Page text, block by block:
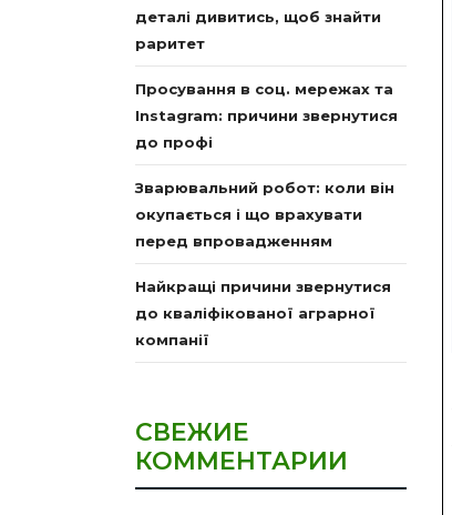
деталі дивитись, щоб знайти
раритет
Просування в соц. мережах та
Instagram: причини звернутися
до профі
Зварювальний робот: коли він
окупається і що врахувати
перед впровадженням
Найкращі причини звернутися
до кваліфікованої аграрної
компанії
СВЕЖИЕ
КОММЕНТАРИИ